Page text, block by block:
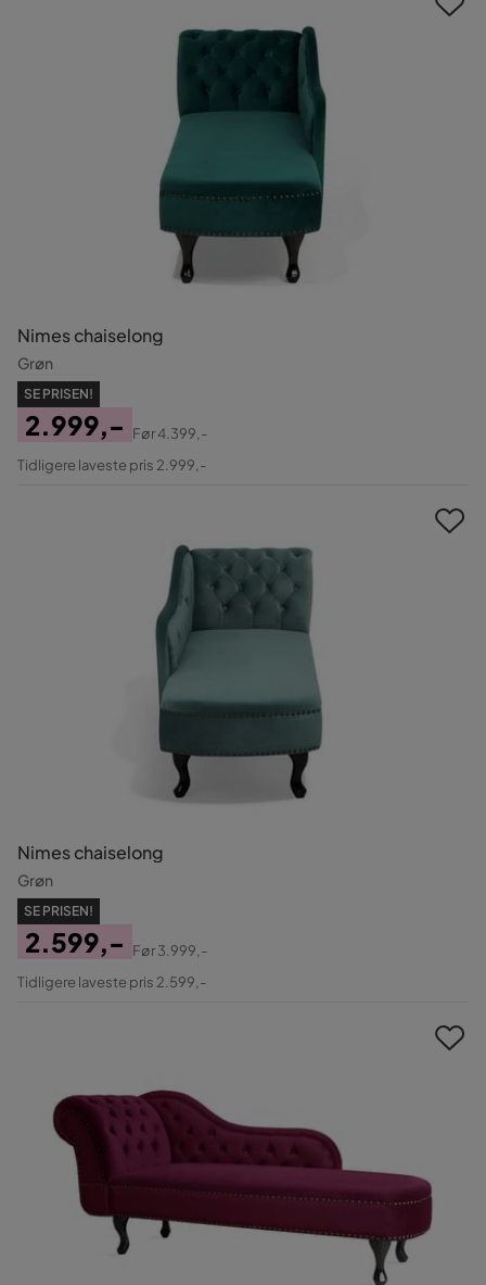
Nimes chaiselong
Grøn
SE PRISEN!
Pris
2.999,-
Original
Før4.399,-
Tidligere laveste pris 2.999,-
Nimes chaiselong
Grøn
SE PRISEN!
Pris
2.599,-
Original
Før3.999,-
Tidligere laveste pris 2.599,-